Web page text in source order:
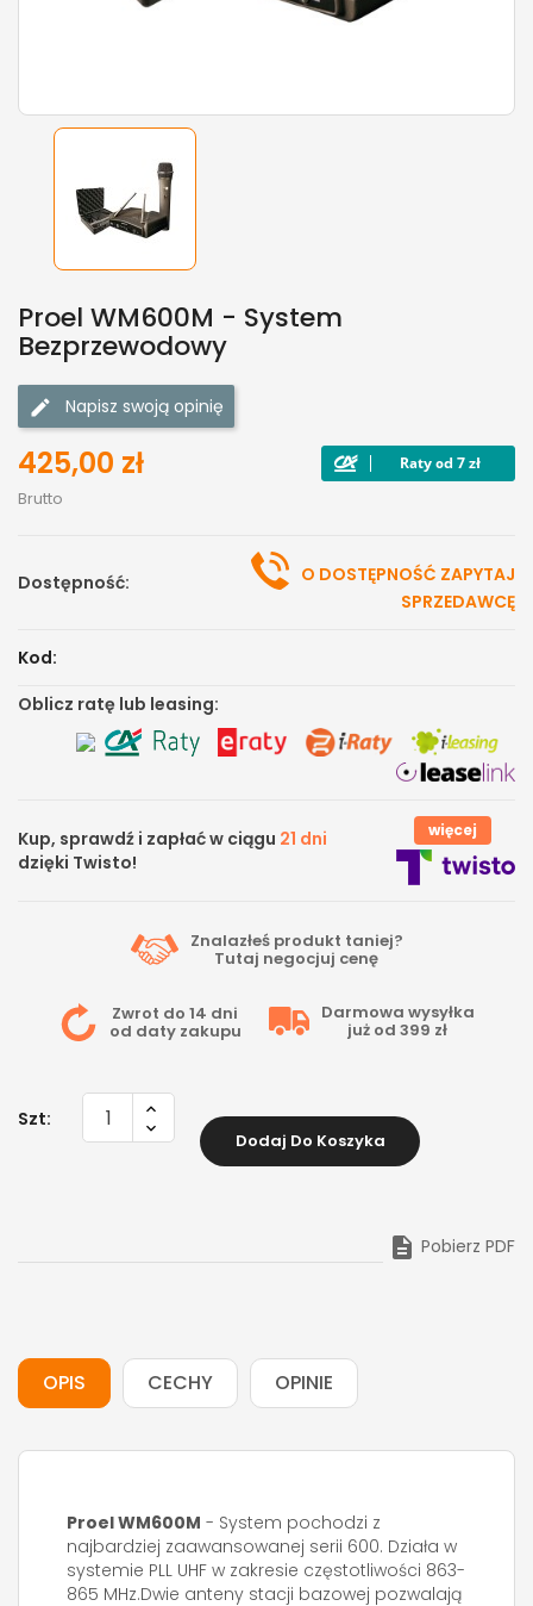
Proel WM600M - System
Bezprzewodowy
Napisz swoją opinię
425,00 zł
Brutto
Dostępność:
O DOSTĘPNOŚĆ ZAPYTAJ
SPRZEDAWCĘ
Kod:
Oblicz ratę lub leasing:
Kup, sprawdź i zapłać w ciągu 21 dni
dzięki Twisto!
więcej
Znalazłeś produkt taniej?
Tutaj negocjuj cenę
Zwrot do 14 dni
od daty zakupu
Darmowa wysyłka
już od 399 zł
Szt:
Dodaj Do Koszyka
 Pobierz PDF
OPIS CECHY OPINIE
Proel WM600M - System pochodzi z
najbardziej zaawansowanej serii 600. Działa w
systemie PLL UHF w zakresie częstotliwości 863-
865 MHz.Dwie anteny stacji bazowej pozwalają